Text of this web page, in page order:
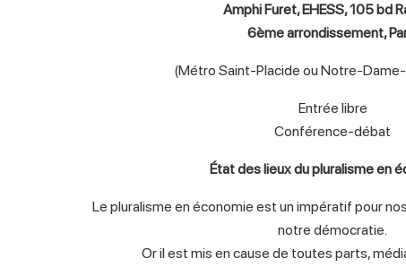
Amphi Furet, EHESS, 105 bd
6ème arrondissement,
(Métro Saint-Placide ou Notre-
Entrée libre
Conférence-débat
État des lieux du pluralisme en
Le pluralisme en économie est un impératif pour
notre démocratie.
Or il est mis en cause de toutes parts,